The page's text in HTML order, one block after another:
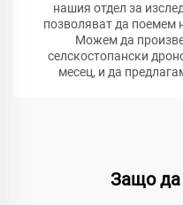
нашия отдел за
позволяват да поемем
Можем да
селскостопански
месец, и да
Защо да